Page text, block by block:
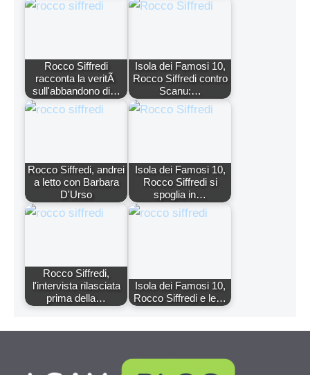
Rocco Siffredi
racconta la veritÃ
sull'abbandono di…
Isola dei Famosi 10,
Rocco Siffredi contro
Scanu:…
Rocco Siffredi, andrei
a letto con Barbara
D'Urso
Isola dei Famosi 10,
Rocco Siffredi si
spoglia in…
Rocco Siffredi,
l'intervista rilasciata
prima della…
Isola dei Famosi 10,
Rocco Siffredi e le…